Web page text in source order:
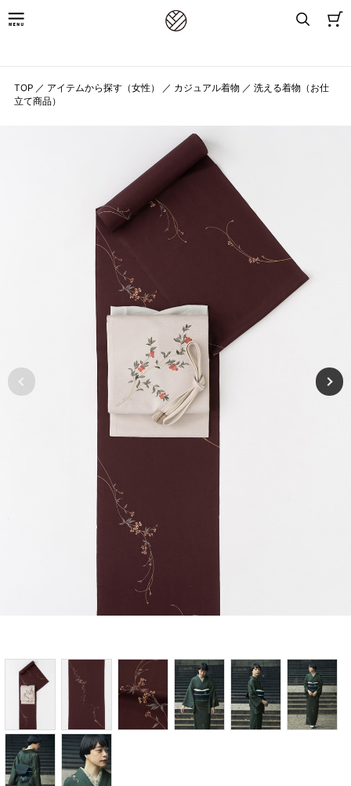
TOP ／ アイテムから探す（女性） ／ カジュアル着物 ／ 洗える着物（お仕
立て商品）